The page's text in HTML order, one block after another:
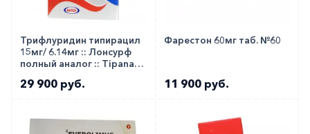
Трифлуридин типирацил
15мг/ 6.14мг :: Лонсурф
полный аналог :: Tipanat
29 900 руб.
Фарестон 60мг таб. №60
11 900 руб.